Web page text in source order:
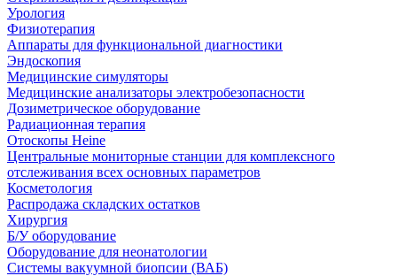
Урология
Физиотерапия
Аппараты для функциональной диагностики
Эндоскопия
Медицинские симуляторы
Медицинские анализаторы электробезопасности
Дозиметрическое оборудование
Радиационная терапия
Отоскопы Heine
Центральные мониторные станции для комплексного
отслеживания всех основных параметров
Косметология
Распродажа складских остатков
Хирургия
Б/У оборудование
Оборудование для неонатологии
Системы вакуумной биопсии (ВАБ)